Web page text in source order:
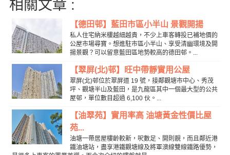
相關文章 :
【德田邨】藍田市區小半山 景觀開揚
私人住宅納米樓越細越貴，不少上車客轉投已補地價的
公屋市場尋寶。想進駐市區小半山、享受清幽環境及開
揚景觀？可以留意藍田區地勢較高的德田邨。...
【翠屏(北)邨】旺中帶靜實用公屋
翠屏(北)邨位於翠屏道 19 號，接鄰觀塘市中心、秀茂
坪、觀塘半山及藍田，是九龍區其中一個最大型的公共
屋邨，單位數目超過 6,100 伙。...
【油翠苑】實用率高 油塘黃金性價比屋
苑...
油塘一帶居屋樓齡較新，呎數足、開則靚，而且鄰近港
鐵油塘站，盡享港鐵觀塘線及將軍澳線雙線鐵路優勢，